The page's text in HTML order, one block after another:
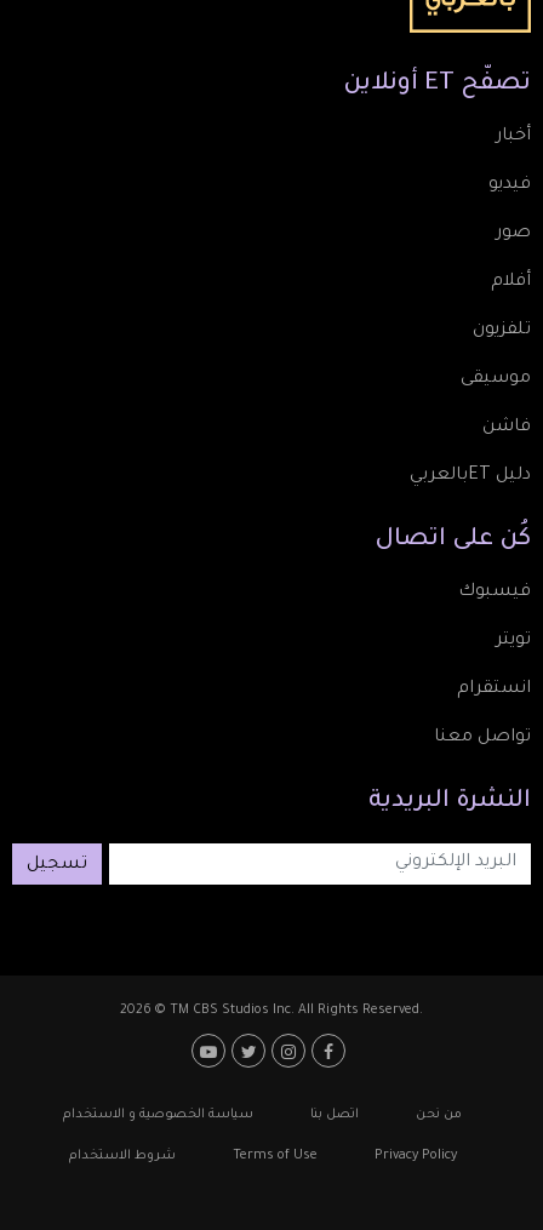
تصفّح ET أونلاين
أخبار
فيديو
صور
أفلام
تلفزيون
موسيقى
فاشن
دليل ETبالعربي
كُن على اتصال
فيسبوك
تويتر
انستقرام
تواصل معنا
النشرة البريدية
تسجيل
2026 © TM CBS Studios Inc. All Rights Reserved.
Footer: Social Media
Footerمن نحن اتصل بنا سياسة الخصوصية و الاستخدام
Privacy Policy
Terms of Use شروط الاستخدام